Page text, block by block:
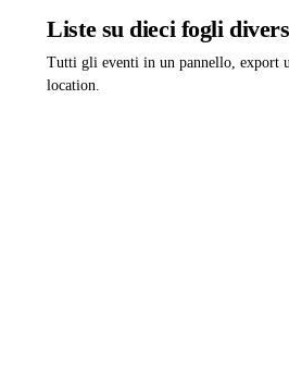
Liste su dieci fogli
Tutti gli eventi in un pannello, export
location.